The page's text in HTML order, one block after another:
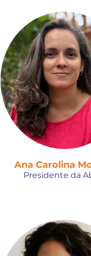
Ana Carolina
Presidente da